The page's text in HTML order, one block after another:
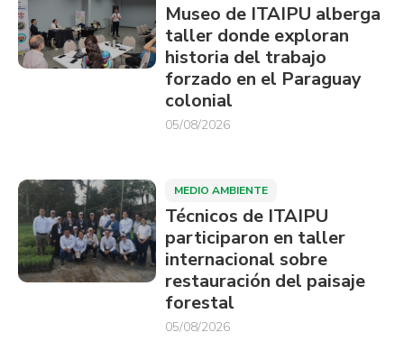
Museo de ITAIPU alberga
taller donde exploran
historia del trabajo
forzado en el Paraguay
colonial
05/08/2026
MEDIO AMBIENTE
Técnicos de ITAIPU
participaron en taller
internacional sobre
restauración del paisaje
forestal
05/08/2026